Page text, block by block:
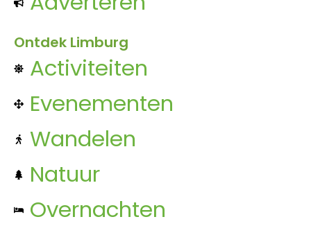
Ontdek Limburg
Activiteiten
Evenementen
Wandelen
Natuur
Overnachten